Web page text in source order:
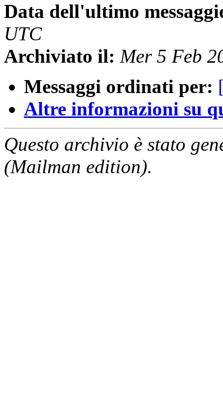
Data dell'ultimo
UTC
Archiviato il: Mer 5 Feb
Messaggi ordinati per:
Altre informazioni su
Questo archivio è stato
(Mailman edition).